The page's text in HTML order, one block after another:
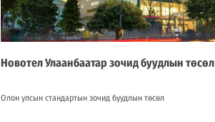
Новотел Улаанбаатар зочид буудлын төсөл
Олон улсын стандартын зочид буудлын төсөл